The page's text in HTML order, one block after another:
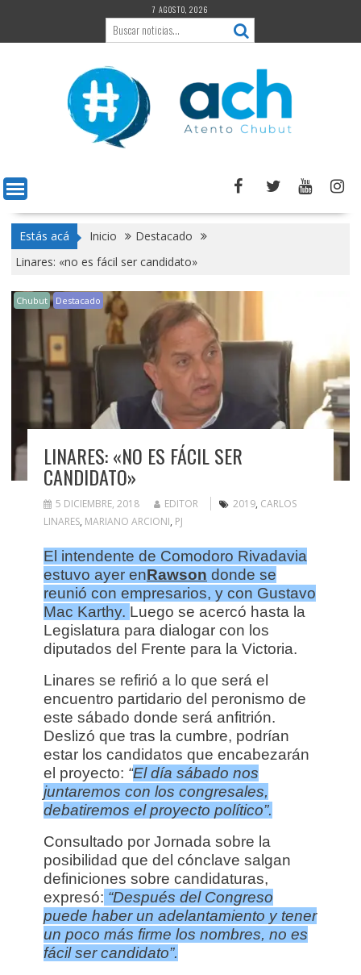
contenido
7 AGOSTO, 2026
Estás acá Inicio
Destacado
Linares: «no es fácil ser candidato»
Chubut Destacado
LINARES: «NO ES FÁCIL SER
CANDIDATO»
5 DICIEMBRE, 2018 EDITOR 2019, CARLOS
LINARES, MARIANO ARCIONI, PJ
El intendente de Comodoro Rivadavia
estuvo ayer enRawson donde se
reunió con empresarios, y con Gustavo
Mac Karthy. Luego se acercó hasta la
Legislatura para dialogar con los
diputados del Frente para la Victoria.
Linares se refirió a lo que será el
encuentro partidario del peronismo de
este sábado donde será anfitrión.
Deslizó que tras la cumbre, podrían
estar los candidatos que encabezarán
el proyecto: “El día sábado nos
juntaremos con los congresales,
debatiremos el proyecto político”.
Consultado por Jornada sobre la
posibilidad que del cónclave salgan
definiciones sobre candidaturas,
expresó: “Después del Congreso
puede haber un adelantamiento y tener
un poco más firme los nombres, no es
fácil ser candidato”.